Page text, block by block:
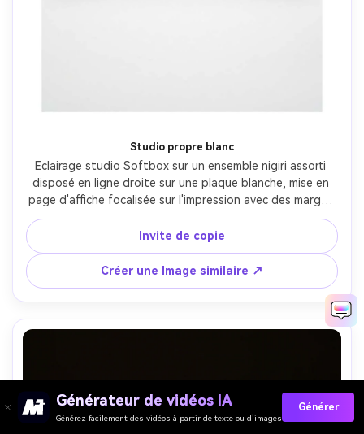
Studio propre blanc
Eclairage studio Softbox sur un ensemble nigiri assorti
disposé en ligne droite sur une plaque blanche, mise en
page d'affiche focalisée sur l'impression avec des marges
nettes et un espace de typographie supérieur, fond blanc
sans couture, Phase One IQ4 80mm f/2.8, composition
droite, ambiance de catalogue premium, textures
réalistes, ombres naturelles, haute résolution, mise au
point nette-AR 4:5
Invite de copie
Créer une Image similaire ↗
Générateur de vidéos IA
Générez facilement des vidéos à partir de texte ou d’images
Générer